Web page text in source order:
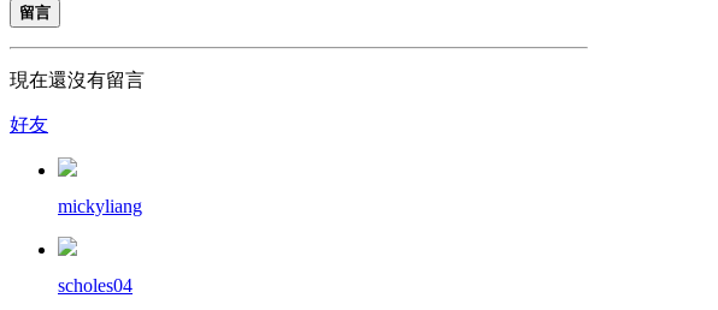
留言
現在還沒有留言
好友
mickyliang
scholes04